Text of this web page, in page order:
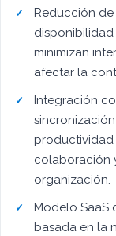
Reducción
minimizan
afectar la
Integración
colaboración
organización.
Modelo SaaS
basada en la